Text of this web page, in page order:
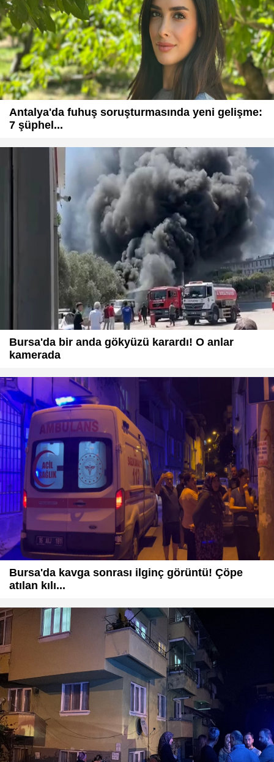
Antalya'da fuhuş soruşturmasında yeni gelişme:
7 şüphel...
Bursa'da bir anda gökyüzü karardı! O anlar
kamerada
Bursa'da kavga sonrası ilginç görüntü! Çöpe
atılan kılı...